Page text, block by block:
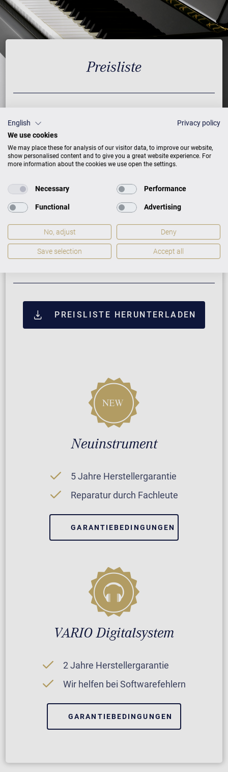
Preisliste
Schwarz mit Messing 55.900 €
Weiß mit Messing 58.900 €
Nussbaum mit Messing
Mahagoni mit Messing 62.900 €
Eiche mit Messing 62.900 €
ZUSATZLEISTUNGEN FÜR C. BECHSTEIN
PREISLISTE HERUNTERLADEN
Neuinstrument
5 Jahre Herstellergarantie
Reparatur durch Fachleute
GARANTIEBEDINGUNGEN
VARIO Digitalsystem
2 Jahre Herstellergarantie
Wir helfen bei Softwarefehlern
GARANTIEBEDINGUNGEN
English
Privacy policy
We use cookies
We may place these for analysis of our visitor data, to improve our website,
show personalised content and to give you a great website experience. For
more information about the cookies we use open the settings.
Necessary Performance
Functional Advertising
No, adjust Deny
Save selection Accept all